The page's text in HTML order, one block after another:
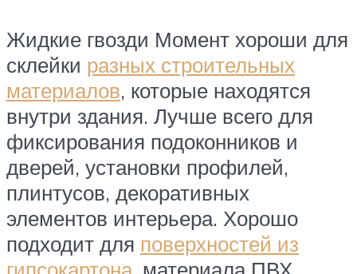
Жидкие гвозди Момент хороши для
склейки разных строительных
материалов, которые находятся
внутри здания. Лучше всего для
фиксирования подоконников и
дверей, установки профилей,
плинтусов, декоративных
элементов интерьера. Хорошо
подходит для поверхностей из